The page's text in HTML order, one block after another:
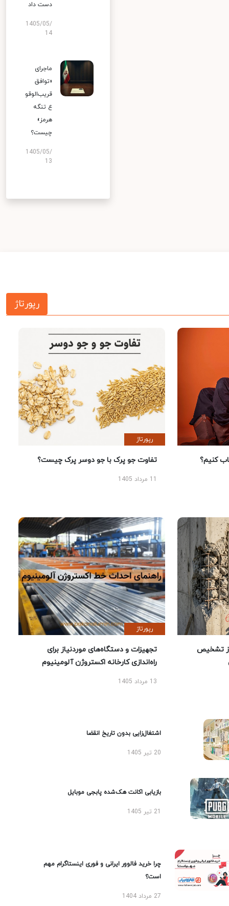
دست داد
1405/05/
14
ماجرای
«توافق
قریب‌الوقو
ع تنگه
هرمز»
چیست؟
1405/05/
13
رپورتاژ
کنیم؟
رپورتاژ
تفاوت جو پرک با جو دوسر پرک چیست؟
تشخیص
رپورتاژ
تجهیزات و دستگاه‌های موردنیاز برای
راه‌اندازی کارخانه اکستروژن آلومینیوم
13 مرداد 1405
اشتغال‌زایی بدون تاریخ انقضا
20 تیر 1405
بازیابی اکانت هک‌شده پابجی موبایل
چرا خرید فالوور ایرانی و فوری اینستاگرام مهم
است؟
27 مرداد 1404